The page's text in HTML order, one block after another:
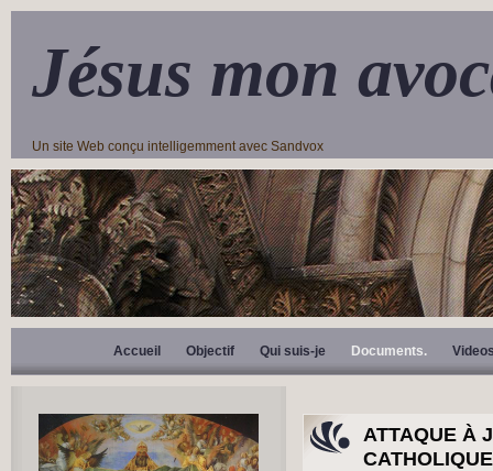
Jésus mon
Un site Web conçu intelligemment avec Sandvox
Accueil Objectif Qui suis-je Documents.
ATTAQUE À